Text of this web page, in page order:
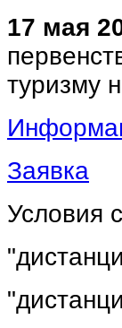
17 мая
туризму
Заявка
Условия